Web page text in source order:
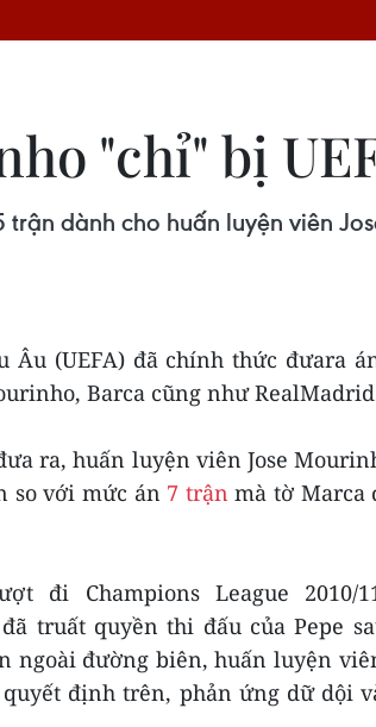
"chỉ" bị
dành cho huấn luyện viên
Âu (UEFA) đã chính thức đưara
Barca cũng như
ra, huấn luyện viên Jose
so với mức án 7 trận mà tờ Marca
đi Champions League 2010/
truất quyền thi đấu của Pepe
ngoài đường biên, huấn luyện
định trên, phản ứng dữ dội